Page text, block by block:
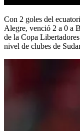
Con 2 goles del
Alegre, venció 2 a 0 a
de la Copa
nivel de clubes de